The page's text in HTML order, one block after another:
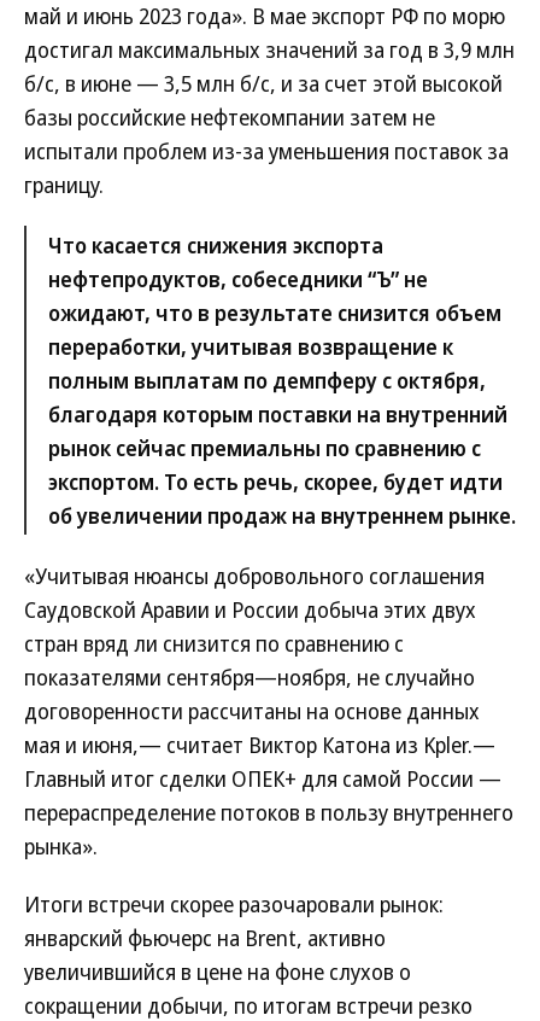
май и июнь 2023 года». В мае экспорт РФ по морю
достигал максимальных значений за год в 3,9 млн
б/с, в июне — 3,5 млн б/с, и за счет этой высокой
базы российские нефтекомпании затем не
испытали проблем из-за уменьшения поставок за
границу.
Что касается снижения экспорта
нефтепродуктов, собеседники “Ъ” не
ожидают, что в результате снизится объем
переработки, учитывая возвращение к
полным выплатам по демпферу с октября,
благодаря которым поставки на внутренний
рынок сейчас премиальны по сравнению с
экспортом. То есть речь, скорее, будет идти
об увеличении продаж на внутреннем рынке.
«Учитывая нюансы добровольного соглашения
Саудовской Аравии и России добыча этих двух
стран вряд ли снизится по сравнению с
показателями сентября—ноября, не случайно
договоренности рассчитаны на основе данных
мая и июня,— считает Виктор Катона из Kpler.—
Главный итог сделки ОПЕК+ для самой России —
перераспределение потоков в пользу внутреннего
рынка».
Итоги встречи скорее разочаровали рынок:
январский фьючерс на Brent, активно
увеличившийся в цене на фоне слухов о
сокращении добычи, по итогам встречи резко